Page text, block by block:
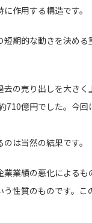
作用する構造です。
短期的な動きを決め
の売り出しを大きく
710億円でした。今回
は当然の結果です。
業績の悪化によるも
性質のものです。こ